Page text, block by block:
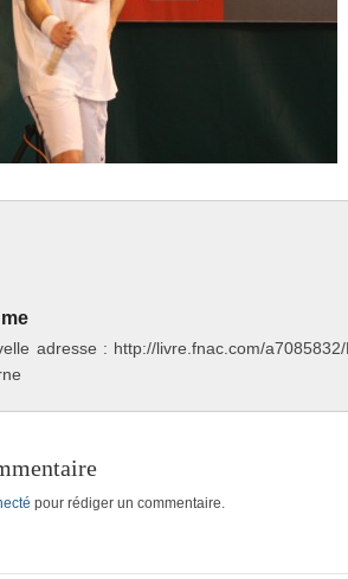
ad­resse : http://livre.fnac.com/
pour rédiger un commentaire.